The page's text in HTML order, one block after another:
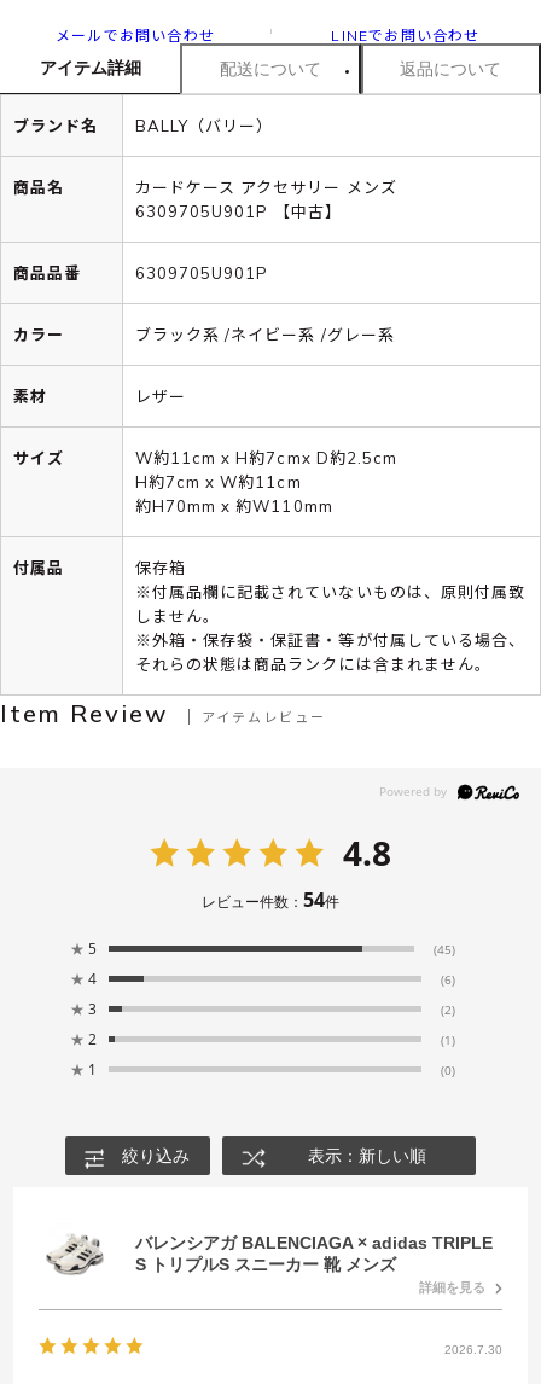
メールでお問い合わせ LINEでお問い合わせ
アイテム詳細 配送について 返品について
ブランド名 BALLY（バリー）
商品名
カードケース アクセサリー メンズ
6309705U901P 【中古】
商品品番 6309705U901P
カラー ブラック系 /ネイビー系 /グレー系
素材 レザー
サイズ
W約11cm x H約7cmx D約2.5cm
H約7cm x W約11cm
約H70mm x 約W110mm
付属品
保存箱
※付属品欄に記載されていないものは、原則付属致
しません。
※外箱・保存袋・保証書・等が付属している場合、
それらの状態は商品ランクには含まれません。
Item Review アイテムレビュー
4.8
レビュー件数： 54件
★ 5 (45)
★ 4 (6)
★ 3 (2)
★ 2 (1)
★ 1 (0)
絞り込み 表示：新しい順
バレンシアガ BALENCIAGA × adidas TRIPLE
S トリプルS スニーカー 靴 メンズ
詳細を見る
2026.7.30